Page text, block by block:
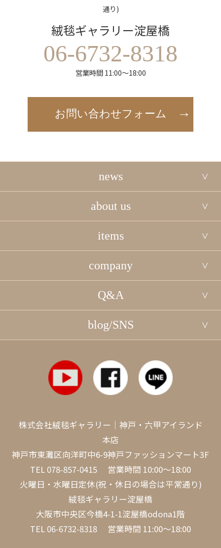
通り)
絨毯ギャラリー淀屋橋
06-6732-8318
営業時間 11:00～18:00
お問い合わせフォーム
news
about us
items
company
Q&A
blog/SNS
株式会社絨毯ギャラリー｜神戸・六甲アイランド
本店
神戸市東灘区向洋町中6-9神戸ファッションマート3F
TEL 078-857-0415 営業時間 10:00～18:00
火曜日・水曜日定休(祝・休日の場合は平常通り)
絨毯ギャラリー淀屋橋
大阪市中央区今橋4-1-1淀屋橋odona1階
TEL 06-6732-8318 営業時間 11:00～18:00